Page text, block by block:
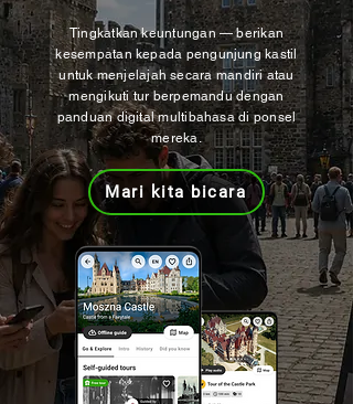
Tingkatkan keuntungan — berikan
kesempatan kepada pengunjung kastil
untuk menjelajah secara mandiri atau
mengikuti tur berpemandu dengan
panduan digital multibahasa di ponsel
mereka.
Mari kita bicara